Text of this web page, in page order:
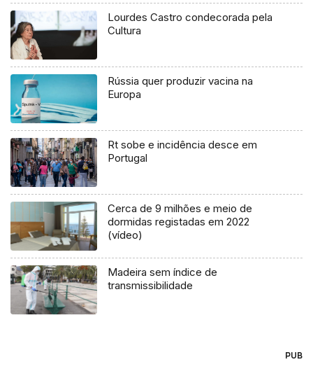
Lourdes Castro condecorada pela
Cultura
Rússia quer produzir vacina na
Europa
Rt sobe e incidência desce em
Portugal
Cerca de 9 milhões e meio de
dormidas registadas em 2022
(vídeo)
Madeira sem índice de
transmissibilidade
PUB